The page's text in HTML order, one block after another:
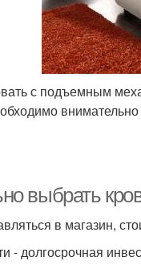
с подъемным
выбрать
в магазин,
- долгосрочная